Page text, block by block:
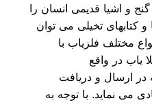
و اشیا قدیمی انسان را
کتابهای تخیلی می توان
مختلف فلزیاب با
یاب در واقع
در ارسال و دریافت
می نماید. با توجه به